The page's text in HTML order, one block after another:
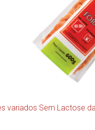
variados Sem Lactose